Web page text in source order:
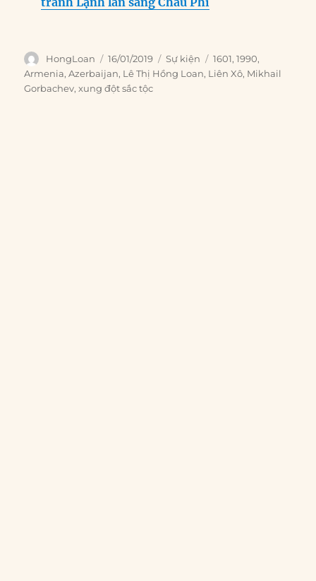
Author
HongLoan
Posted
on
16/01/2019 Categories
Sự kiện Tags
1601,1990,
Armenia,Azerbaijan, Lê Thị Hồng Loan, Liên Xô, Mikhail
Gorbachev,xung đột sắc tộc